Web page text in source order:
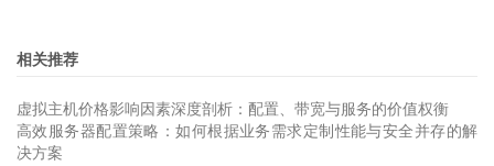
相关推荐
虚拟主机价格影响因素深度剖析：配置、带宽与服务的价值权衡
高效服务器配置策略：如何根据业务需求定制性能与安全并存的解
决方案